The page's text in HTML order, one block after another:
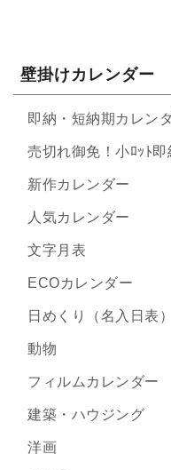
壁掛けカレンダー
即納・短納期カレン
売切れ御免！小ﾛｯﾄ即
新作カレンダー
人気カレンダー
文字月表
ECOカレンダー
日めくり（名入日表）
動物
フィルムカレンダー
建築・ハウジング
洋画